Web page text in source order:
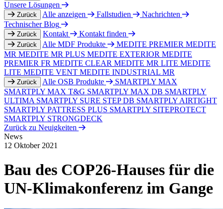
Unsere Lösungen
Zurück Alle anzeigen Fallstudien
Nachrichten
Technischer Blog
Zurück Kontakt Kontakt finden
Zurück Alle MDF Produkte MEDITE PREMIER MEDITE
MR MEDITE MR PLUS MEDITE EXTERIOR MEDITE
PREMIER FR MEDITE CLEAR MEDITE MR LITE MEDITE
LITE MEDITE VENT MEDITE INDUSTRIAL MR
Zurück Alle OSB Produkte
SMARTPLY MAX
SMARTPLY MAX T&G SMARTPLY MAX DB SMARTPLY
ULTIMA SMARTPLY SURE STEP DB SMARTPLY AIRTIGHT
SMARTPLY PATTRESS PLUS SMARTPLY SITEPROTECT
SMARTPLY STRONGDECK
Zurück zu Neuigkeiten
News
12 Oktober 2021
Bau des COP26-Hauses für die
UN-Klimakonferenz im Gange